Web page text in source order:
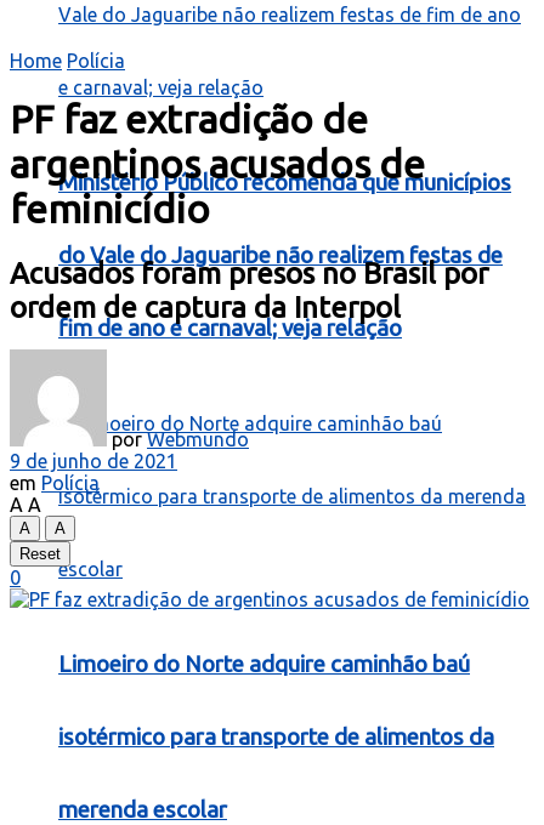
Ministério Público recomenda que municípios
do Vale do Jaguaribe não realizem festas de
fim de ano e carnaval; veja relação
Limoeiro do Norte adquire caminhão baú
isotérmico para transporte de alimentos da
merenda escolar
Home Polícia
PF faz extradição de
argentinos acusados de
feminicídio
Acusados foram presos no Brasil por
ordem de captura da Interpol
por Webmundo
9 de junho de 2021
em Polícia
A A
A
A
Reset
0